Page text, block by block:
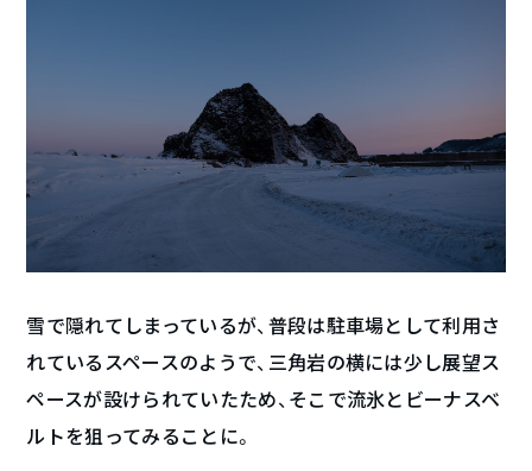
雪で隠れてしまっているが、普段は駐車場として利用さ
れているスペースのようで、三角岩の横には少し展望ス
ペースが設けられていたため、そこで流氷とビーナスベ
ルトを狙ってみることに。